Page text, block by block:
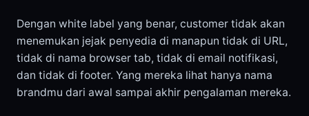
Dengan white label yang benar, customer tidak akan
menemukan jejak penyedia di manapun tidak di URL,
tidak di nama browser tab, tidak di email notifikasi,
dan tidak di footer. Yang mereka lihat hanya nama
brandmu dari awal sampai akhir pengalaman mereka.